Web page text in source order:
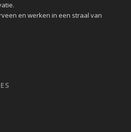
en werken in een straal van